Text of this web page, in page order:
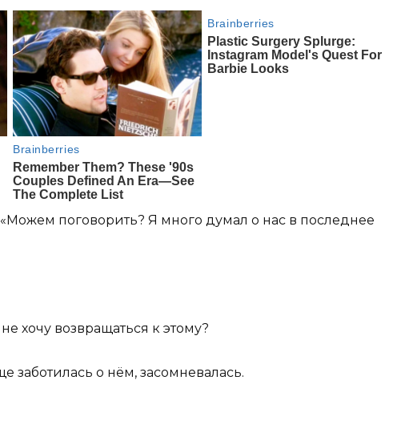
поговорить? Я много думал о нас в последнее
хочу возвращаться к этому?
заботилась о нём, засомневалась.